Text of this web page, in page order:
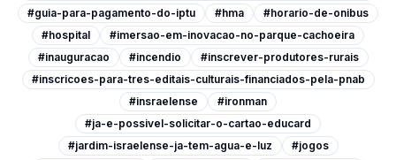
#guia-para-pagamento-do-iptu
#hma
#horario-de-onibus
#hospital
#imersao-em-inovacao-no-parque-cachoeira
#inauguracao
#incendio
#inscrever-produtores-rurais
#inscricoes-para-tres-editais-culturais-financiados-pela-pnab
#insraelense
#ironman
#ja-e-possivel-solicitar-o-cartao-educard
#jardim-israelense-ja-tem-agua-e-luz
#jogos